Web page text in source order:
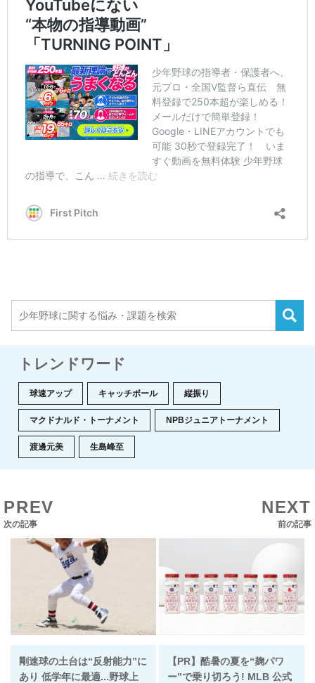
トレンドワード
球速アップ キャッチボール 縦振り
マクドナルド・トーナメント NPBジュニアトーナメント
渡邊元美 生島峰至
PREV
次の記事
NEXT
前の記事
剛速球の土台は“反射能力”に
あり 低学年に最適...野球上
【PR】酷暑の夏を“麹パワ
ー”で乗り切ろう! MLB 公式